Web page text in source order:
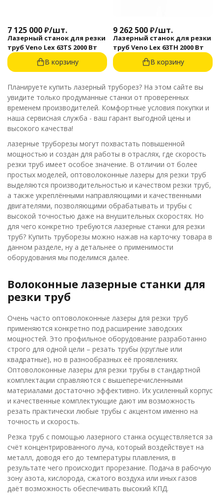
7 125 000₽/шт.
Лазерный станок для резки
труб Veno Lex 63TS 2000 Вт
В корзину
9 262 500₽/шт.
Лазерный станок для резки
труб Veno Lex 63TH 2000 Вт
В корзину
Планируете купить лазерный труборез? На этом сайте вы
увидите только продуманные станки от проверенных
временем производителей. Комфортные условия покупки и
наша сервисная служба - ваш гарант выгодной цены и
высокого качества!
лазерные труборезы могут похвастать повышенной
мощностью и создан для работы в отраслях, где скорость
резки труб имеет особое значение. В отличии от более
простых моделей, оптоволоконные лазеры для резки труб
выделяются производительностью и качеством резки труб,
а также укреплёнными направляющими и качественными
двигателями, позволяющими обрабатывать и трубы с
высокой точностью даже на внушительных скоростях. Но
для чего конкретно требуются лазерные станки для резки
труб? Купить труборезы можно нажав на карточку товара в
данном разделе, ну а детальнее о применимости
оборудования мы поделимся далее.
Волоконные лазерные станки для
резки труб
Очень часто оптоволоконные лазеры для резки труб
применяются конкретно под расширение заводских
мощностей. Это профильное оборудование разработанно
строго для одной цели – резать трубы (круглые или
квадратные), но в разнообразных её проявлениях.
Оптоволоконные лазеры для резки трубы в стандартной
комплектации справляются с вышеперечисленными
материалами достаточно эффективно. Их усиленный корпус
и качественные комплектующие дают им возможность
резать практически любые трубы с акцентом именно на
точность и скорость.
Резка труб с помощью лазерного станка осуществляется за
счёт концентрированного луча, который воздействует на
металл, доводя его до температуры плавления, в
результате чего происходит прорезание. Подача в рабочую
зону азота, кислорода, сжатого воздуха или иных газов
даёт возможность обеспечивать высокий КПД.